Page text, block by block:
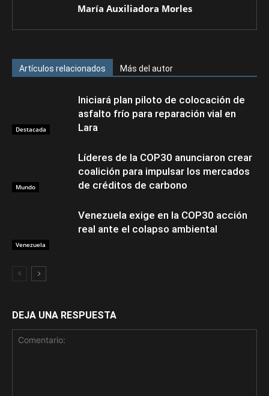
María Auxiliadora Morles
Artículos relacionados Más del autor
Destacada
Iniciará plan piloto de colocación de
asfalto frío para reparación vial en
Lara
Mundo
Líderes de la COP30 anunciaron crear
coalición para impulsar los mercados
de créditos de carbono
Venezuela
Venezuela exige en la COP30 acción
real ante el colapso ambiental
DEJA UNA RESPUESTA